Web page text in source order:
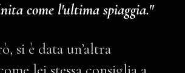
come l'ultima spiaggia."
si è data un’altra